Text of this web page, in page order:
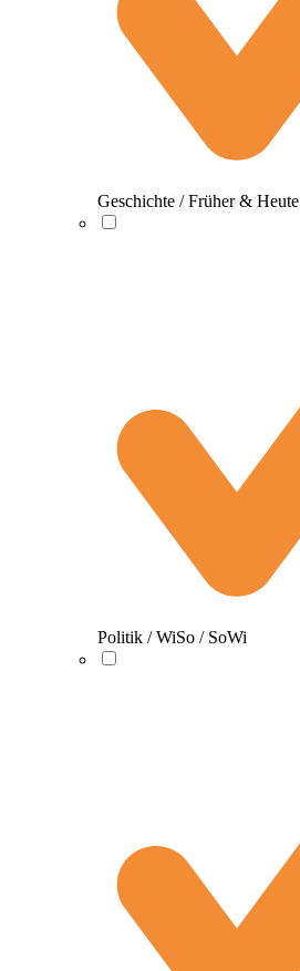
Geschichte / Früher & Heute
Politik / WiSo / SoWi